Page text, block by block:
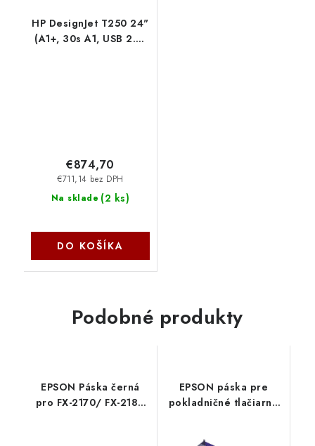
HP DesignJet T250 24"
(A1+, 30s A1, USB 2.0,
Na sklade (2 ks)
€711,14 bez DPH
€874,70
DO KOŠÍKA
Podobné produkty
EPSON Páska černá
pro FX-2170/ FX-2180
EPSON páska pre
pokladničné tlačiarne